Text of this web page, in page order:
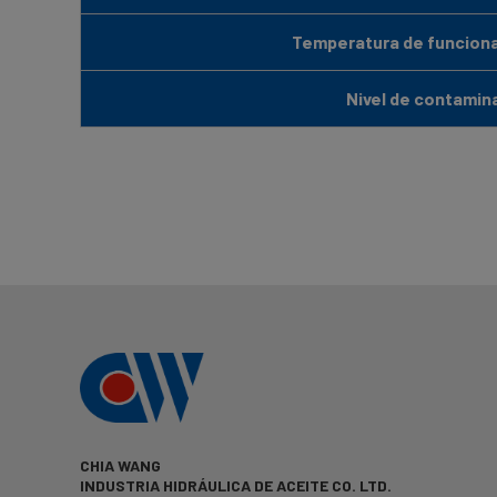
Temperatura de
Nivel de
CHIA WANG
INDUSTRIA HIDRÁULICA DE ACEITE CO. LTD.